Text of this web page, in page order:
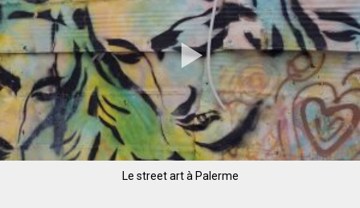
Le street art à Palerme